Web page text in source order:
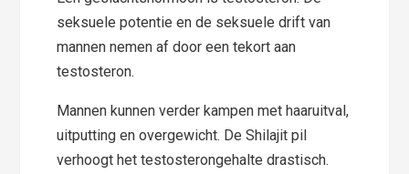
seksuele potentie en de seksuele drift van
mannen nemen af door een tekort aan
testosteron.
Mannen kunnen verder kampen met haaruitval,
uitputting en overgewicht. De Shilajit pil
verhoogt het testosterongehalte drastisch.